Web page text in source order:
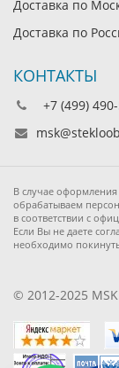
Доставка по
Доставка по
КОНТАКТЫ
+7 (499)
В случае
обрабатываем
в соответствии с
Если Вы не даете
необходимо
© 2012-2025